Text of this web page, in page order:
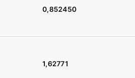
0,852450
1,62771